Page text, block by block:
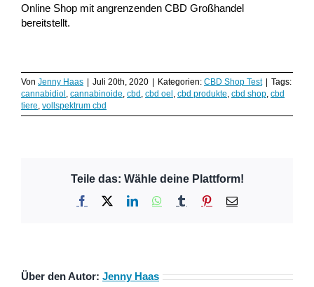
Online Shop mit angrenzenden CBD Großhandel
bereitstellt.
Von Jenny Haas | Juli 20th, 2020 | Kategorien: CBD Shop Test | Tags:
cannabidiol cannabinoide cbd cbd oel cbd produkte cbd shop cbd
tiere vollspektrum cbd
Teile das: Wähle deine Plattform!
Facebook LinkedInWhatsApp
Tumblr Pinterest
E-
Über den Autor: Jenny Haas